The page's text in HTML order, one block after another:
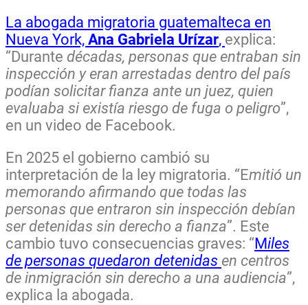
La abogada migratoria guatemalteca en
Nueva York, Ana Gabriela Urízar, explica:
“Durante décadas, personas que entraban sin
inspección y eran arrestadas dentro del país
podían solicitar fianza ante un juez, quien
evaluaba si existía riesgo de fuga o peligro”,
en un video de Facebook.
En 2025 el gobierno cambió su
interpretación de la ley migratoria. “Emitió un
memorando afirmando que todas las
personas que entraron sin inspección debían
ser detenidas sin derecho a fianza”. Este
cambio tuvo consecuencias graves: “Miles
de personas quedaron detenidas en centros
de inmigración sin derecho a una audiencia”,
explica la abogada.